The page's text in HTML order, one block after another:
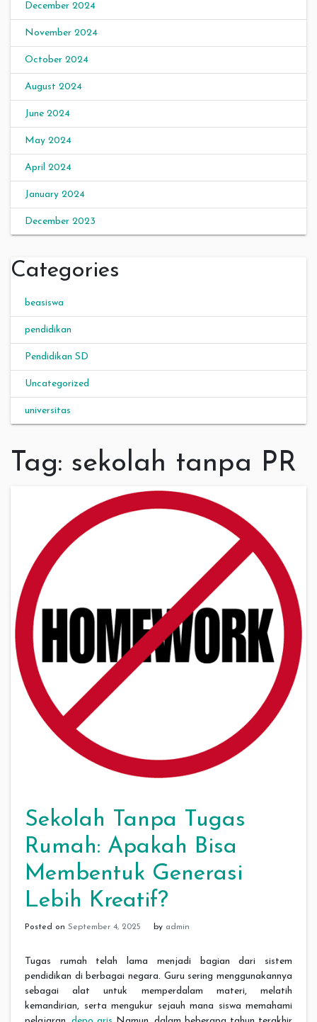
December 2024
November 2024
October 2024
August 2024
June 2024
May 2024
April 2024
January 2024
December 2023
Categories
beasiswa
pendidikan
Pendidikan SD
Uncategorized
universitas
Tag: sekolah tanpa PR
Sekolah Tanpa Tugas
Rumah: Apakah Bisa
Membentuk Generasi
Lebih Kreatif?
Posted on September 4, 2025 by admin
Tugas rumah telah lama menjadi bagian dari sistem
pendidikan di berbagai negara. Guru sering menggunakannya
sebagai alat untuk memperdalam materi, melatih
kemandirian, serta mengukur sejauh mana siswa memahami